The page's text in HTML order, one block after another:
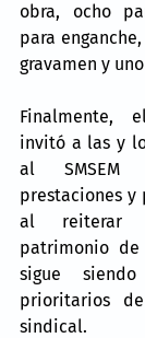
obra, ocho
para
gravamen y
Finalmente,
invitó a las y
al SMSEM
prestaciones y
al reiterar
patrimonio
sigue
prioritarios
sindical.